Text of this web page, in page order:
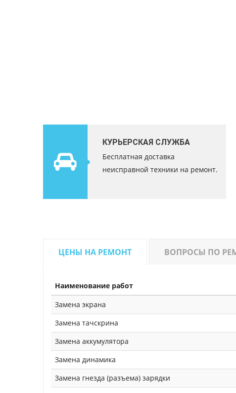
КУРЬЕРСКАЯ СЛУЖБА
Бесплатная доставка
неисправной техники на ремонт.
ЦЕНЫ НА РЕМОНТ ВОПРОСЫ ПО
Наименование работ
Замена экрана
Замена тачскрина
Замена аккумулятора
Замена динамика
Замена гнезда (разъема) зарядки